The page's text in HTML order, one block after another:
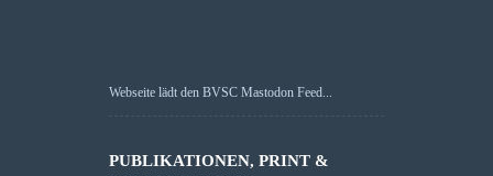
Webseite lädt den BVSC Mastodon Feed...
PUBLIKATIONEN, PRINT &